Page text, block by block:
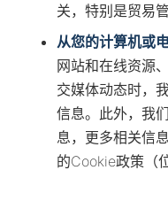
关，特别是贸易
从您的计算机或
网站和在线资源
交媒体动态时，
信息。此外，我
息，更多相关信
的Cookie政策（